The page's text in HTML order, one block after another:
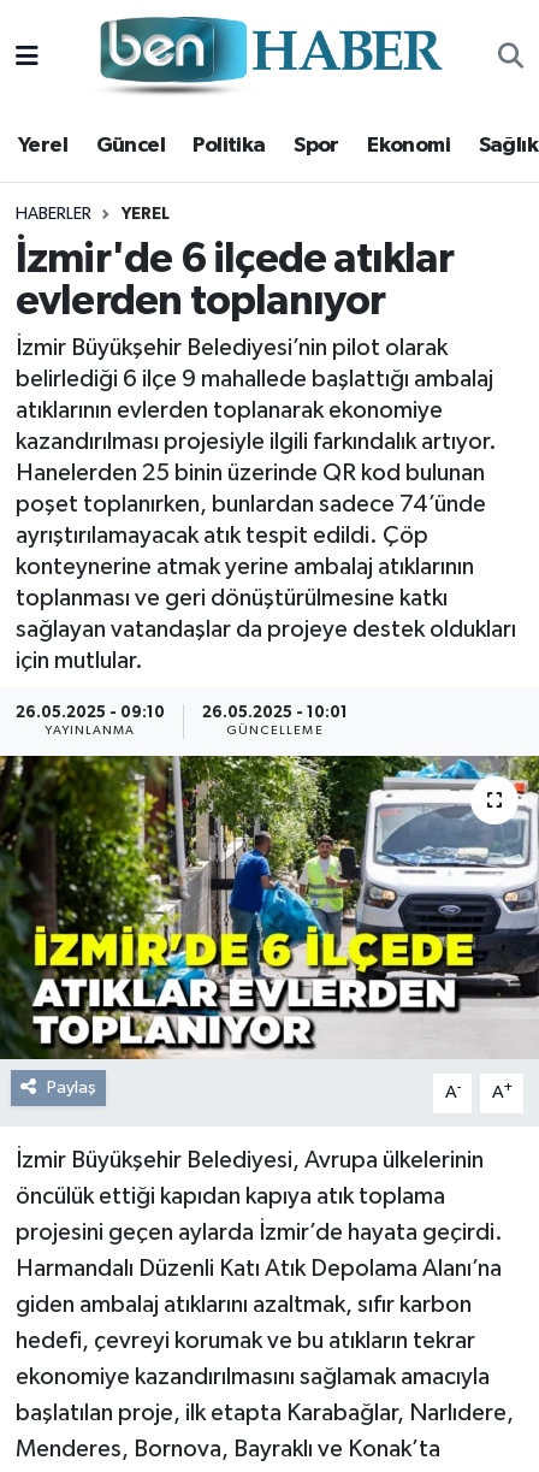
Yerel Güncel Politika Spor Ekonomi Sağlık
HABERLER YEREL
İzmir'de 6 ilçede atıklar
evlerden toplanıyor
İzmir Büyükşehir Belediyesi’nin pilot olarak
belirlediği 6 ilçe 9 mahallede başlattığı ambalaj
atıklarının evlerden toplanarak ekonomiye
kazandırılması projesiyle ilgili farkındalık artıyor.
Hanelerden 25 binin üzerinde QR kod bulunan
poşet toplanırken, bunlardan sadece 74’ünde
ayrıştırılamayacak atık tespit edildi. Çöp
konteynerine atmak yerine ambalaj atıklarının
toplanması ve geri dönüştürülmesine katkı
sağlayan vatandaşlar da projeye destek oldukları
için mutlular.
26.05.2025 - 09:10
YAYINLANMA
26.05.2025 - 10:01
GÜNCELLEME
Paylaş A- A+
İzmir Büyükşehir Belediyesi, Avrupa ülkelerinin
öncülük ettiği kapıdan kapıya atık toplama
projesini geçen aylarda İzmir’de hayata geçirdi.
Harmandalı Düzenli Katı Atık Depolama Alanı’na
giden ambalaj atıklarını azaltmak, sıfır karbon
hedefi, çevreyi korumak ve bu atıkların tekrar
ekonomiye kazandırılmasını sağlamak amacıyla
başlatılan proje, ilk etapta Karabağlar, Narlıdere,
Menderes, Bornova, Bayraklı ve Konak’ta
Yerel
Güncel
Politika
Spor
Ekonomi
Sağlık
Magazin
Kültür Sanat
Resmi Reklam
Röportajlar
Hava Durumu
Trafik Durumu
Süper Lig Puan Durumu ve Fikstür
Tüm Manşetler
Son Dakika Haberleri
Haber Arşivi